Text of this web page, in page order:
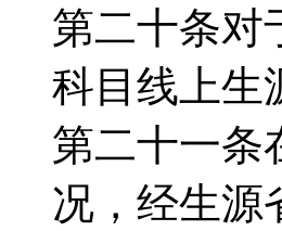
第二十条对
科目线上
第二十一条
况，经生源